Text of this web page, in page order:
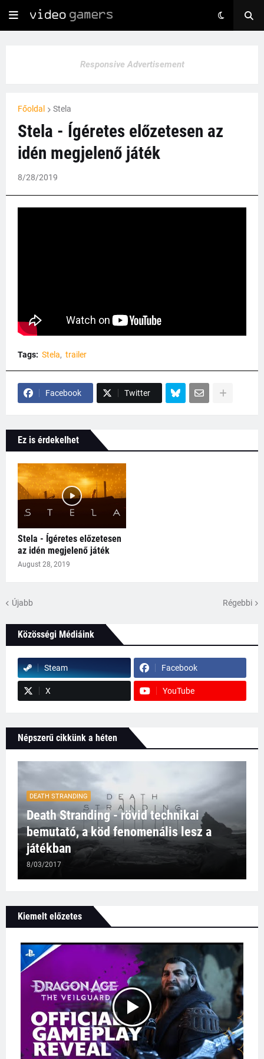
Responsive Advertisement
Főoldal Stela
Stela - Ígéretes előzetesen az
idén megjelenő játék
8/28/2019
Tags: Stela trailer
Facebook Twitter
Ez is érdekelhet
Stela - Ígéretes előzetesen
az idén megjelenő játék
August 28, 2019
Újabb Régebbi
Közösségi Médiáink
Steam Facebook
X YouTube
Népszerű cikkünk a héten
DEATH STRANDING
Death Stranding - rövid technikai
bemutató, a köd fenomenális lesz a
játékban
8/03/2017
Kiemelt előzetes